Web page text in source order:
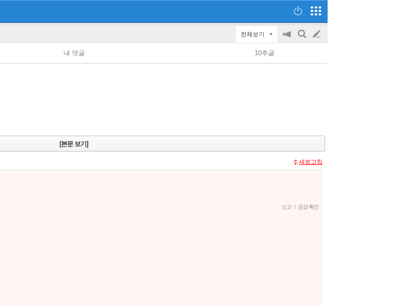
전체보기
공
on/off
검
글
쓰
내 댓글 10추글
[본문 보기]
새로고침
신고 | 공감 확인